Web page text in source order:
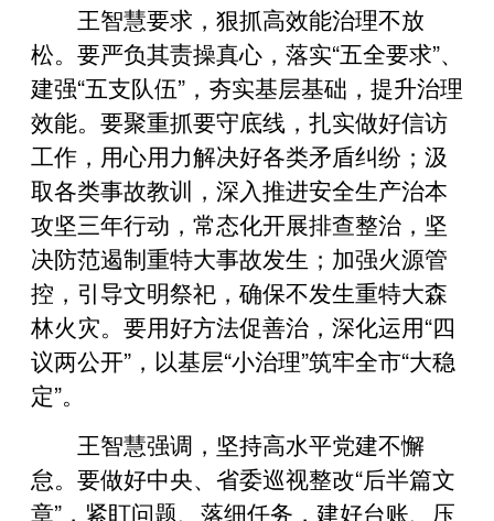
王智慧要求，狠抓高效能治理不放
松。要严负其责操真心，落实“五全要求”、
建强“五支队伍”，夯实基层基础，提升治理
效能。要聚重抓要守底线，扎实做好信访
工作，用心用力解决好各类矛盾纠纷；汲
取各类事故教训，深入推进安全生产治本
攻坚三年行动，常态化开展排查整治，坚
决防范遏制重特大事故发生；加强火源管
控，引导文明祭祀，确保不发生重特大森
林火灾。要用好方法促善治，深化运用“四
议两公开”，以基层“小治理”筑牢全市“大稳
定”。
王智慧强调，坚持高水平党建不懈
怠。要做好中央、省委巡视整改“后半篇文
章”，紧盯问题、落细任务，建好台账、压